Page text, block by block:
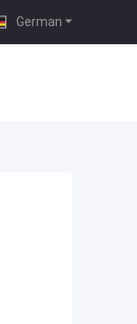
German